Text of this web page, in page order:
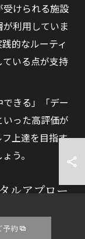
受けられる施設
利用していま
的なルーティ
いる点が支持
きる」「デー
った高評価が
上達を目指す
う。
ルアプロー
プローチが注
予約